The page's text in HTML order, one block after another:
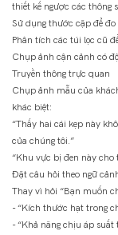
thiết kế ngược các thông
Sử dụng thước cặp để
Phân tích các túi lọc cũ
Chụp ảnh cận cảnh có
Truyền thông trực quan
Chụp ảnh mẫu của
khác biệt:
“Thấy hai cái kẹp này
của chúng tôi.”
“Khu vực bị đen này
Đặt câu hỏi theo ngữ
Thay vì hỏi “Bạn muốn
- “Kích thước hạt trong
- “Khả năng chịu áp